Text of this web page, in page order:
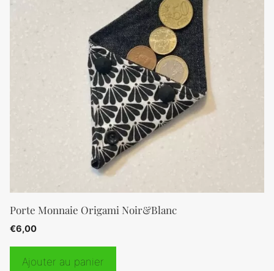
Porte Monnaie Origami Noir&Blanc
€6,00
Ajouter au panier